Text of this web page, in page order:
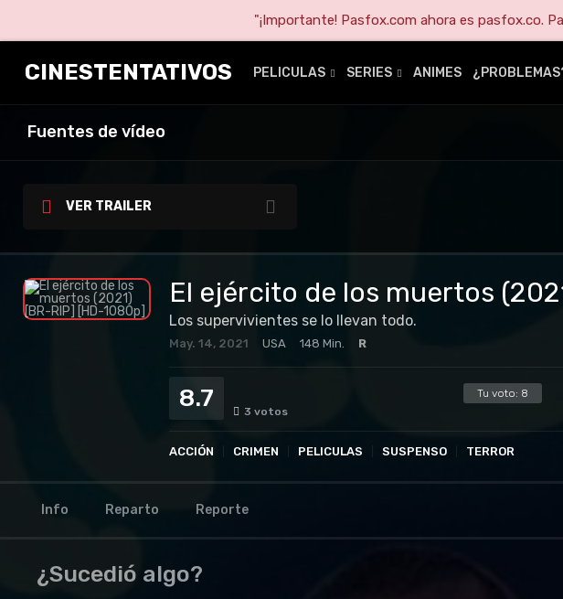
"¡Importante! Pasfox.com ahora es pasfox.co.
CINESTENTATIVOS PELICULAS SERIES ANIMES
Fuentes de vídeo
VER TRAILER
El ejército de los muertos
Los supervivientes se lo llevan todo.
May. 14, 2021 USA 148 Min. R
Tu voto: 8
8.7 3 votos
ACCIÓN CRIMEN PELICULAS SUSPENSO TERROR
Info Reparto Reporte
¿Sucedió algo?